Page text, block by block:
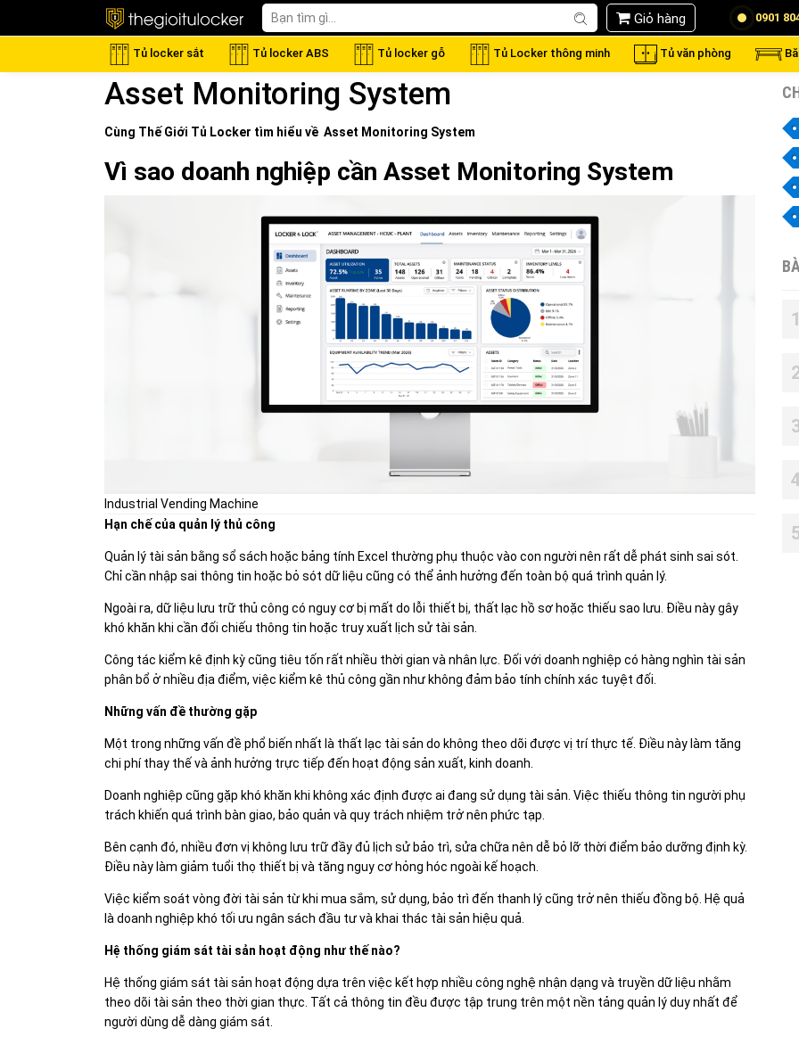
Giỏ hàng 0901
Tủ locker sắt Tủ locker ABS Tủ locker gỗ Tủ Locker thông minh Tủ văn phòng
Asset Monitoring System
Cùng Thế Giới Tủ Locker tìm hiểu về Asset Monitoring System
Vì sao doanh nghiệp cần Asset Monitoring System
Industrial Vending Machine
Hạn chế của quản lý thủ công
Quản lý tài sản bằng sổ sách hoặc bảng tính Excel thường phụ thuộc vào con người nên rất dễ phát sinh sai sót.
Chỉ cần nhập sai thông tin hoặc bỏ sót dữ liệu cũng có thể ảnh hưởng đến toàn bộ quá trình quản lý.
Ngoài ra, dữ liệu lưu trữ thủ công có nguy cơ bị mất do lỗi thiết bị, thất lạc hồ sơ hoặc thiếu sao lưu. Điều này gây
khó khăn khi cần đối chiếu thông tin hoặc truy xuất lịch sử tài sản.
Công tác kiểm kê định kỳ cũng tiêu tốn rất nhiều thời gian và nhân lực. Đối với doanh nghiệp có hàng nghìn tài sản
phân bổ ở nhiều địa điểm, việc kiểm kê thủ công gần như không đảm bảo tính chính xác tuyệt đối.
Những vấn đề thường gặp
Một trong những vấn đề phổ biến nhất là thất lạc tài sản do không theo dõi được vị trí thực tế. Điều này làm tăng
chi phí thay thế và ảnh hưởng trực tiếp đến hoạt động sản xuất, kinh doanh.
Doanh nghiệp cũng gặp khó khăn khi không xác định được ai đang sử dụng tài sản. Việc thiếu thông tin người phụ
trách khiến quá trình bàn giao, bảo quản và quy trách nhiệm trở nên phức tạp.
Bên cạnh đó, nhiều đơn vị không lưu trữ đầy đủ lịch sử bảo trì, sửa chữa nên dễ bỏ lỡ thời điểm bảo dưỡng định kỳ.
Điều này làm giảm tuổi thọ thiết bị và tăng nguy cơ hỏng hóc ngoài kế hoạch.
Việc kiểm soát vòng đời tài sản từ khi mua sắm, sử dụng, bảo trì đến thanh lý cũng trở nên thiếu đồng bộ. Hệ quả
là doanh nghiệp khó tối ưu ngân sách đầu tư và khai thác tài sản hiệu quả.
Hệ thống giám sát tài sản hoạt động như thế nào?
Hệ thống giám sát tài sản hoạt động dựa trên việc kết hợp nhiều công nghệ nhận dạng và truyền dữ liệu nhằm
theo dõi tài sản theo thời gian thực. Tất cả thông tin đều được tập trung trên một nền tảng quản lý duy nhất để
người dùng dễ dàng giám sát.
1
4